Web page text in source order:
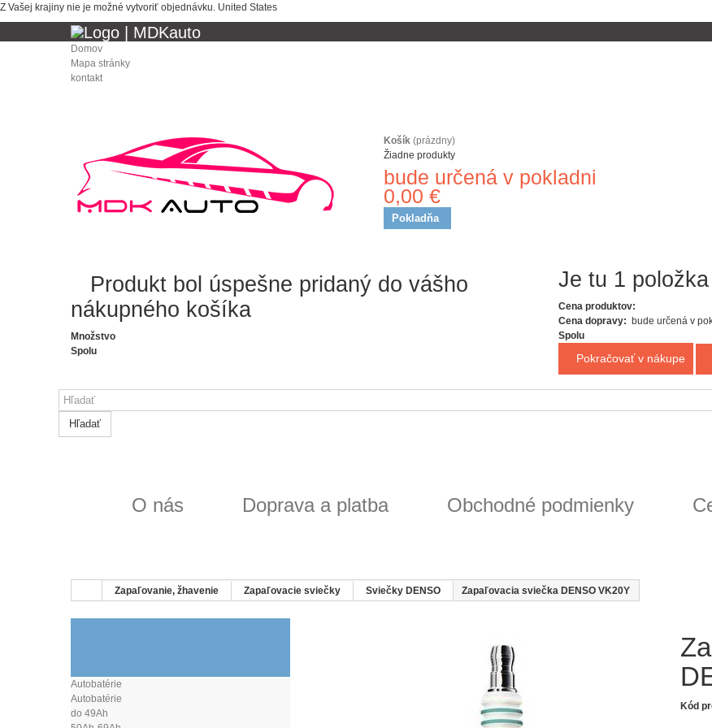
Z Vašej krajiny nie je možné vytvoriť objednávku. United States
Domov
Mapa stránky
kontakt
Košík (prázdny)
Žiadne produkty
bude určená v pokladni
0,00 €
Pokladňa
Produkt bol úspešne pridaný do vášho
nákupného košíka
Množstvo
Spolu
Je tu 1
Cena produktov:
Cena dopravy: bude určená v
Spolu
Pokračovať v nákupe
Hľadať
O nás Doprava a platba Obchodné podmienky
Zapaľovanie, žhavenie Zapaľovacie sviečky Sviečky DENSO Zapaľovacia sviečka DENSO VK20Y
Autobatérie
Autobatérie
do 49Ah
Kód